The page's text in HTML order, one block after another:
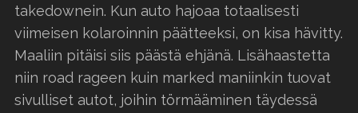
takedownein. Kun auto hajoaa totaalisesti
viimeisen kolaroinnin päätteeksi, on kisa hävitty.
Maaliin pitäisi siis päästä ehjänä. Lisähaastetta
niin road rageen kuin marked maniinkin tuovat
sivulliset autot, joihin törmääminen täydessä